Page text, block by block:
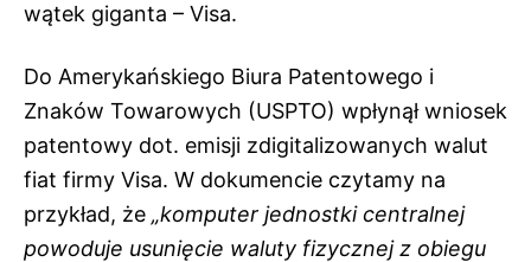
wątek giganta – Visa.
Do Amerykańskiego Biura Patentowego i
Znaków Towarowych (USPTO) wpłynął wniosek
patentowy dot. emisji zdigitalizowanych walut
fiat firmy Visa. W dokumencie czytamy na
przykład, że „komputer jednostki centralnej
powoduje usunięcie waluty fizycznej z obiegu